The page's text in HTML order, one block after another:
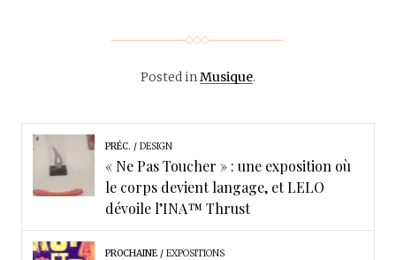
Posted inMusique.
PRÉC. DESIGN
« Ne Pas Toucher » : une exposition où
le corps devient langage, et LELO
dévoile l’INA™ Thrust
PROCHAINE EXPOSITIONS